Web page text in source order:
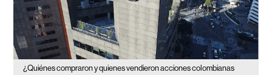
¿Quiénes compraron y quienes vendieron acciones colombianas